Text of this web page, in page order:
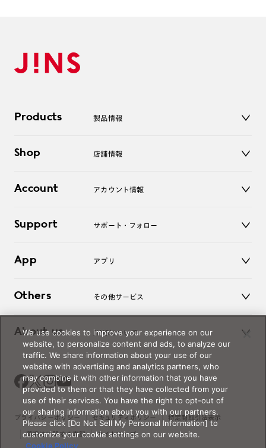
Products 製品情報
サングラス
コンタクトレンズ
アクセサリー
Shop 店舗情報
オンラインショップ
Account アカウント情報
ログアウト
Support サポート・フォロー
よくあるご質問
お問い合わせ
App アプリ
Others その他サービス
レンズ交換
オンラインギフト
価格案内
About us JINSについて
Magnify Life
会社概要
採用情報
法人のお客様
出店について
プライバシーポリシー セキュリティポリシー 特定商取引法表示
薬機法に関する表記 サイトマップ
We use cookies to improve your experience on our
website, to personalize content and ads, to analyze our
traffic. We share information about your use of our
website with advertising and analytics partners, who
may combine it with other information that you have
provided to them or that they have collected from your
use of their services. You have the right to opt-out of
our sharing information about you with our partners.
Please click [Do Not Sell My Personal Information] to
customize your cookie settings on our website.
Cookie Policy